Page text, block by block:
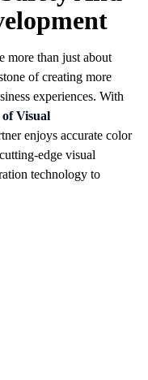
than just about
of creating more
experiences. With
Visual
enjoys accurate color
edge visual
technology to